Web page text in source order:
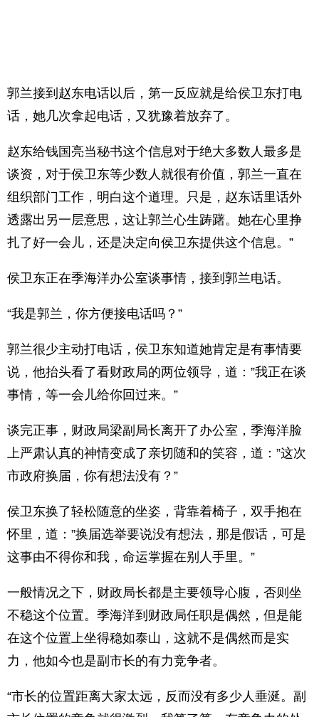
郭兰接到赵东电话以后，第一反应就是给侯卫东打电
话，她几次拿起电话，又犹豫着放弃了。
赵东给钱国亮当秘书这个信息对于绝大多数人最多是
谈资，对于侯卫东等少数人就很有价值，郭兰一直在
组织部门工作，明白这个道理。只是，赵东话里话外
透露出另一层意思，这让郭兰心生踌躇。她在心里挣
扎了好一会儿，还是决定向侯卫东提供这个信息。”
侯卫东正在季海洋办公室谈事情，接到郭兰电话。
“我是郭兰，你方便接电话吗？”
郭兰很少主动打电话，侯卫东知道她肯定是有事情要
说，他抬头看了看财政局的两位领导，道：”我正在谈
事情，等一会儿给你回过来。”
谈完正事，财政局梁副局长离开了办公室，季海洋脸
上严肃认真的神情变成了亲切随和的笑容，道：”这次
市政府换届，你有想法没有？”
侯卫东换了轻松随意的坐姿，背靠着椅子，双手抱在
怀里，道：”换届选举要说没有想法，那是假话，可是
这事由不得你和我，命运掌握在别人手里。”
一般情况之下，财政局长都是主要领导心腹，否则坐
不稳这个位置。季海洋到财政局任职是偶然，但是能
在这个位置上坐得稳如泰山，这就不是偶然而是实
力，他如今也是副市长的有力竞争者。
“市长的位置距离大家太远，反而没有多少人垂涎。副